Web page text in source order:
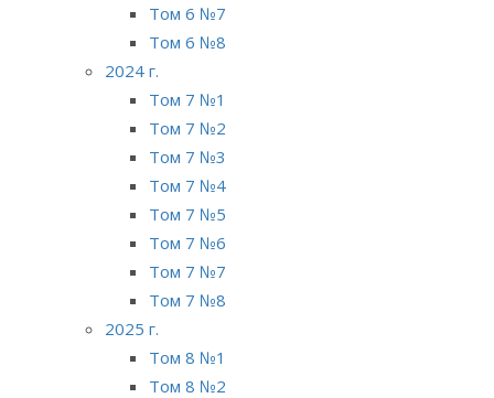
Том 6 №7
Том 6 №8
2024 г.
Том 7 №1
Том 7 №2
Том 7 №3
Том 7 №4
Том 7 №5
Том 7 №6
Том 7 №7
Том 7 №8
2025 г.
Том 8 №1
Том 8 №2